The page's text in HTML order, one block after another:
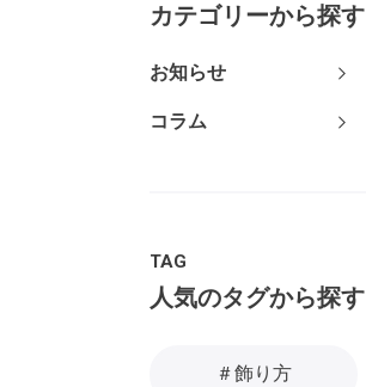
カテゴリーから探す
お知らせ
コラム
TAG
人気のタグから探す
＃飾り方